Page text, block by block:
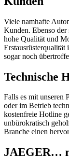
Viele namhafte
Kunden. Ebenso
hohe Qualität und
sogar noch
Technische
Falls es mit unseren
oder im Betrieb
kostenfreie Hotline
unbürokratisch
Branche einen
JAEGER…